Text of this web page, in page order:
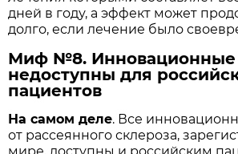
дней в году, а эффект может
долго, если лечение было
Миф №8. Инновационные
недоступны для
пациентов
На самом деле. Все
от рассеянного склероза,